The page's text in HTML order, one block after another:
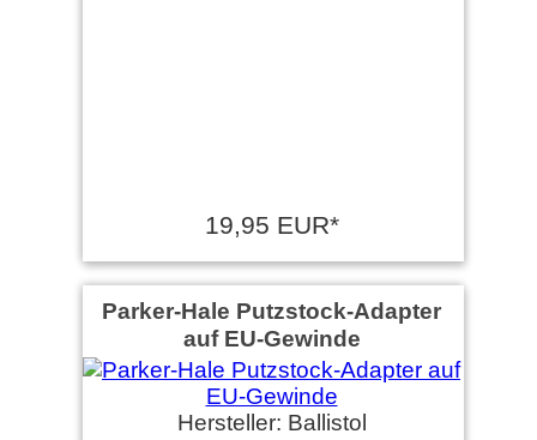
19,95 EUR*
Parker-Hale Putzstock-Adapter
auf EU-Gewinde
Hersteller: Ballistol